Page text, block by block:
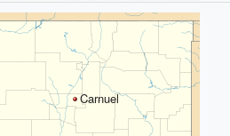
Carnuel